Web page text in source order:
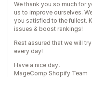
We thank you so much for
us to improve ourselves.
you satisfied to the fullest.
issues & boost rankings!
Rest assured that we will
every day!
Have a nice day,
MageComp Shopify Team